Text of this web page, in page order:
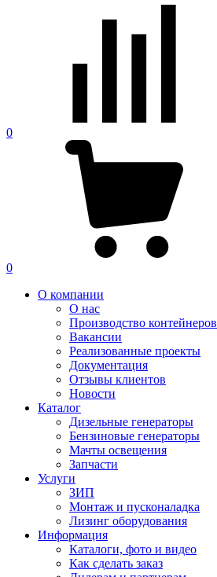
0
0
О компании
О нас
Производство контейнеров
Вакансии
Реализованные проекты
Документация
Отзывы клиентов
Новости
Каталог
Дизельные генераторы
Бензиновые генераторы
Мачты освещения
Запчасти
Услуги
ЗИП
Монтаж и пусконаладка
Лизинг оборудования
Информация
Каталоги, фото и видео
Как сделать заказ